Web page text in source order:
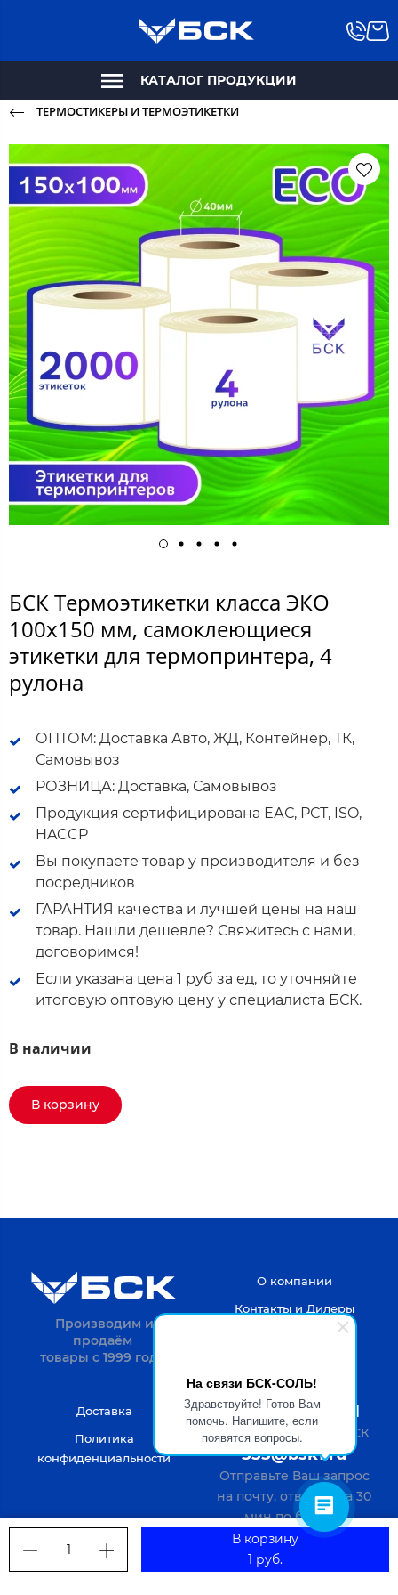
На связи БСК-СОЛЬ!
Здравствуйте! Готов Вам
помочь. Напишите, если
появятся вопросы.
КАТАЛОГ ПРОДУКЦИИ
ТЕРМОСТИКЕРЫ И ТЕРМОЭТИКЕТКИ
1
В корзину
1 руб.
БСК Термоэтикетки класса ЭКО
100х150 мм, самоклеющиеся
этикетки для термопринтера, 4
рулона
ОПТОМ: Доставка Авто, ЖД, Контейнер, ТК,
Самовывоз
РОЗНИЦА: Доставка, Самовывоз
Продукция сертифицирована ЕАС, РСТ, ISO,
HACCP
Вы покупаете товар у производителя и без
посредников
ГАРАНТИЯ качества и лучшей цены на наш
товар. Нашли дешевле? Свяжитесь с нами,
договоримся!
Если указана цена 1 руб за ед, то уточняйте
итоговую оптовую цену у специалиста БСК.
В наличии
В корзину
Производим и
продаём
товары с 1999 года.
О компании
Контакты и Дилеры
Доставка
Политика
конфиденциальности
8-4722-20-52-31
Пн-Пт с 9 до 18 по МСК
555@bsk1.ru
Отправьте Ваш запрос
на почту, ответим за 30
мин по будням